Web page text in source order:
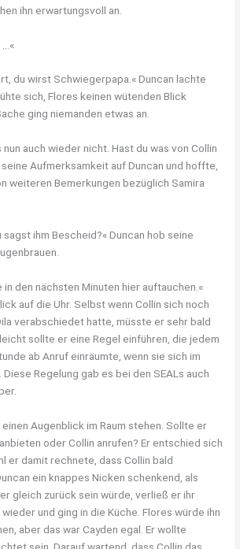
ihn erwartungsvoll an.
…«
du wirst Schwiegerpapa.« Duncan lachte
sich, Flores keinen wütenden Blick
ging niemanden etwas an.
nun auch wieder nicht. Hast du was von Collin
Aufmerksamkeit auf Duncan und hoffte,
weiteren Bemerkungen bezüglich Samira
sagst ihm Bescheid?« Duncan hob seine
in den nächsten Minuten hier auftauchen.«
auf die Uhr. Selbst wenn Collin sich noch
verabschiedet hatte, müsste er sehr bald
sollte er eine Regel einführen, die jedem
ab Anruf einräumte, wenn sie sich im
Regelung gab es bei den SEALs auch
Augenblick im Raum stehen. Sollte er
oder Collin anrufen? Er entschied sich
er damit rechnete, dass Collin bald
ein knappes Nicken schenkend, als
gleich zurück sein würde, verließ er ihr
und ging in die Küche. Flores würde ihn
aber das war Cayden egal. Er wollte